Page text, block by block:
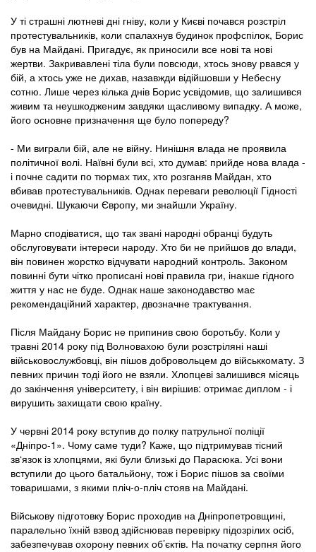
У ті страшні лютневі дні гніву, коли у Києві почався розстріл
протестувальників, коли спалахнув будинок профспілок, Борис
був на Майдані. Пригадує, як приносили все нові та нові
жертви. Закривавлені тіла були повсюди, хтось знову рвався у
бій, а хтось уже не дихав, назавжди відійшовши у Небесну
сотню. Лише через кілька днів Борис усвідомив, що залишився
живим та неушкодженим завдяки щасливому випадку. А може,
його основне призначення ще було попереду?
- Ми виграли бій, але не війну. Нинішня влада не проявила
політичної волі. Наївні були всі, хто думав: прийде нова влада -
і почне садити по тюрмах тих, хто розганяв Майдан, хто
вбивав протестувальників. Однак переваги революції Гідності
очевидні. Шукаючи Європу, ми знайшли Україну.
Марно сподіватися, що так звані народні обранці будуть
обслуговувати інтереси народу. Хто би не прийшов до влади,
він повинен жорстко відчувати народний контроль. Законом
повинні бути чітко прописані нові правила гри, інакше гідного
життя у нас не буде. Однак наше законодавство має
рекомендаційний характер, двозначне трактування.
Після Майдану Борис не припинив свою боротьбу. Коли у
травні 2014 року під Волновахою були розстріляні наші
військовослужбовці, він пішов добровольцем до військкомату. З
певних причин тоді його не взяли. Хлопцеві залишився місяць
до закінчення університету, і він вирішив: отримає диплом - і
вирушить захищати свою країну.
У червні 2014 року вступив до полку патрульної поліції
«Дніпро-1». Чому саме туди? Каже, що підтримував тісний
зв‘язок із хлопцями, які були близькі до Парасюка. Усі вони
вступили до цього батальйону, тож і Борис пішов за своїми
товаришами, з якими пліч-о-пліч стояв на Майдані.
Військову підготовку Борис проходив на Дніпропетровщині,
паралельно їхній взвод здійснював перевірку підо­зрілих осіб,
забезпечував охорону певних об’єктів. На початку серпня його